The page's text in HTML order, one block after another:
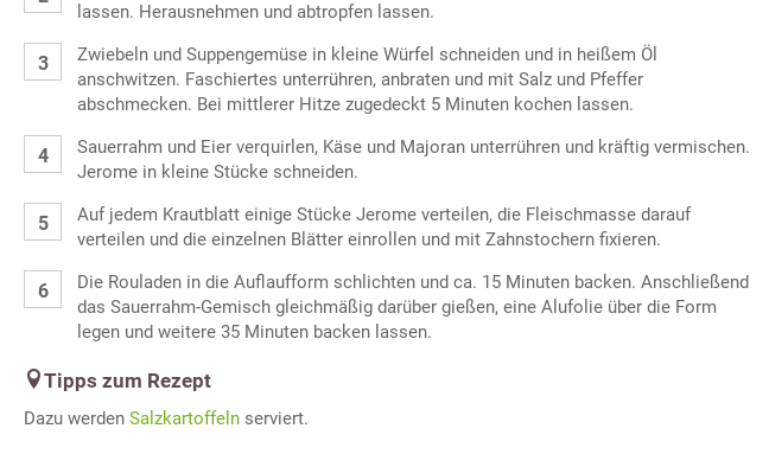
lassen. Herausnehmen und abtropfen lassen.
Zwiebeln und Suppengemüse in kleine Würfel schneiden und in heißem Öl
anschwitzen. Faschiertes unterrühren, anbraten und mit Salz und Pfeffer
abschmecken. Bei mittlerer Hitze zugedeckt 5 Minuten kochen lassen.
Sauerrahm und Eier verquirlen, Käse und Majoran unterrühren und kräftig vermischen.
Jerome in kleine Stücke schneiden.
Auf jedem Krautblatt einige Stücke Jerome verteilen, die Fleischmasse darauf
verteilen und die einzelnen Blätter einrollen und mit Zahnstochern fixieren.
Die Rouladen in die Auflaufform schlichten und ca. 15 Minuten backen. Anschließend
das Sauerrahm-Gemisch gleichmäßig darüber gießen, eine Alufolie über die Form
legen und weitere 35 Minuten backen lassen.
Tipps zum Rezept
Dazu werden Salzkartoffeln serviert.